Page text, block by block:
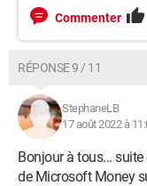
Commenter
RÉPONSE 9 / 11
StephaneLB
17 août 2022 à
Bonjour à tous...
de Microsoft Money